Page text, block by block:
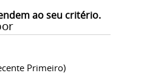
ao seu critério.
Primeiro)